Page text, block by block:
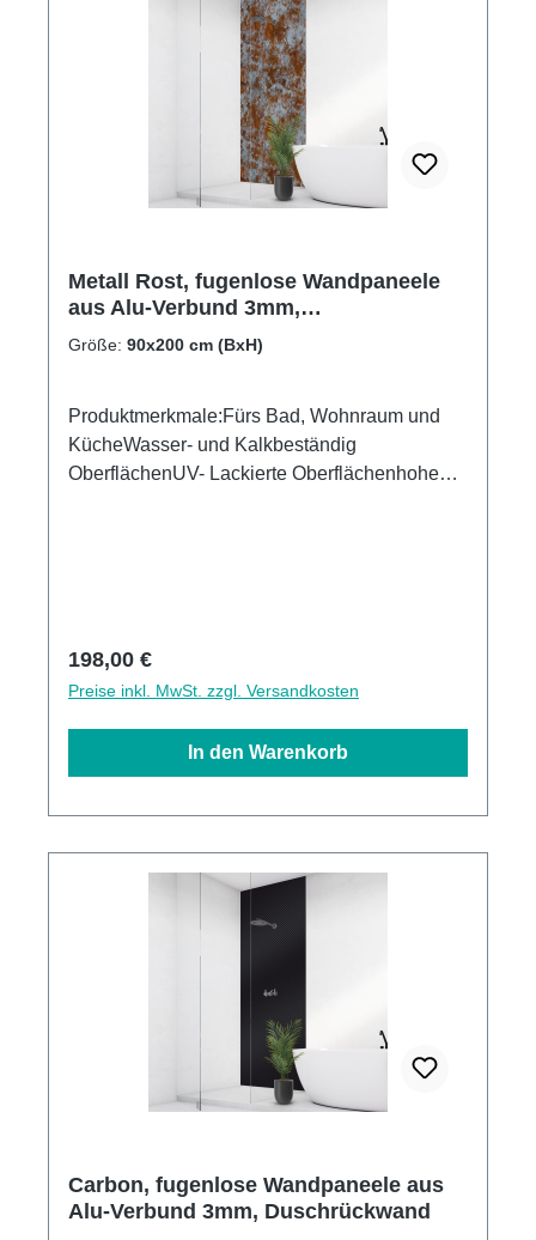
Metall Rost, fugenlose Wandpaneele
aus Alu-Verbund 3mm,
Duschrückwand
Größe: 90x200 cm (BxH)
Produktmerkmale:Fürs Bad, Wohnraum und
KücheWasser- und Kalkbeständig
OberflächenUV- Lackierte Oberflächenhohe
Regulärer Preis:
198,00 €
Preise inkl. MwSt. zzgl. Versandkosten
In den Warenkorb
Carbon, fugenlose Wandpaneele aus
Alu-Verbund 3mm, Duschrückwand